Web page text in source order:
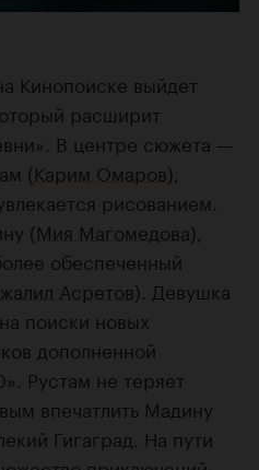
Кинопоиске выйдет
расширит
В центре сюжета —
(Карим Омаров),
рисованием.
(Мия Магомедова),
обеспеченный
Асретов). Девушка
поиски новых
дополненной
Рустам не теряет
впечатлить Мадину
Гигаград. На пути